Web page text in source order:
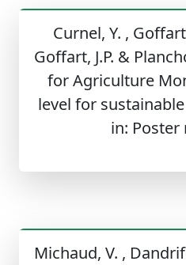
Curnel, Y. ,
Goffart, J.P. &
for Agriculture
level for
in: Poster
Michaud, V. ,